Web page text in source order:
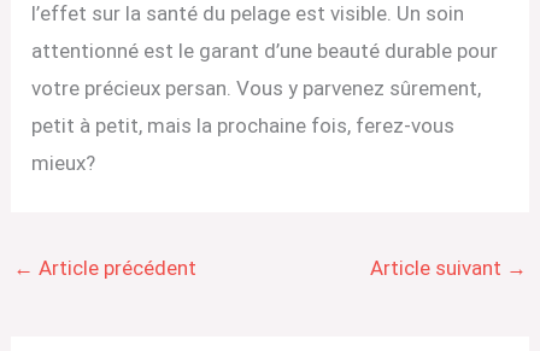
l’effet sur la santé du pelage est visible. Un soin
attentionné est le garant d’une beauté durable pour
votre précieux persan. Vous y parvenez sûrement,
petit à petit, mais la prochaine fois, ferez-vous
mieux?
← Article précédent Article suivant →